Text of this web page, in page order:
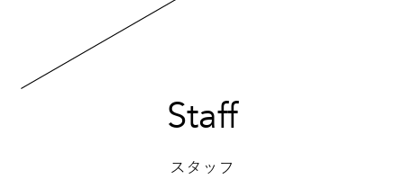
Staff
スタッフ